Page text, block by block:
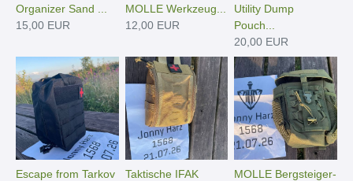
Organizer Sand ...
15,00 EUR
MOLLE Werkzeug...
12,00 EUR
Utility Dump
Pouch...
20,00 EUR
Escape from Tarkov
Taktische IFAK
MOLLE Bergsteiger-